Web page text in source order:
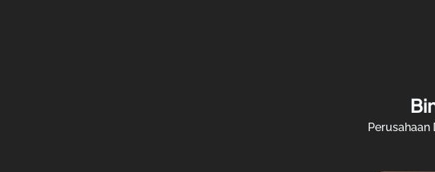
Perusahaan